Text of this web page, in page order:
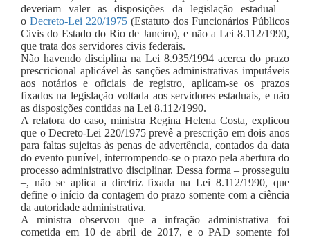
deveriam valer as disposições da legislação estadual –
o Decreto-Lei 220/1975 (Estatuto dos Funcionários Públicos
Civis do Estado do Rio de Janeiro), e não a Lei 8.112/1990,
que trata dos servidores civis federais.
Não havendo disciplina na Lei 8.935/1994 acerca do prazo
prescricional aplicável às sanções administrativas imputáveis
aos notários e oficiais de registro, aplicam-se os prazos
fixados na legislação voltada aos servidores estaduais, e não
as disposições contidas na Lei 8.112/1990.
A relatora do caso, ministra Regina Helena Costa, explicou
que o Decreto-Lei 220/1975 prevê a prescrição em dois anos
para faltas sujeitas às penas de advertência, contados da data
do evento punível, interrompendo-se o prazo pela abertura do
processo administrativo disciplinar. Dessa forma – prosseguiu
–, não se aplica a diretriz fixada na Lei 8.112/1990, que
define o início da contagem do prazo somente com a ciência
da autoridade administrativa.
A ministra observou que a infração administrativa foi
cometida em 10 de abril de 2017, e o PAD somente foi